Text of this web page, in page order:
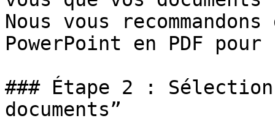
Nous vous
PowerPoint en PDF
### Étape 2 :
documents”